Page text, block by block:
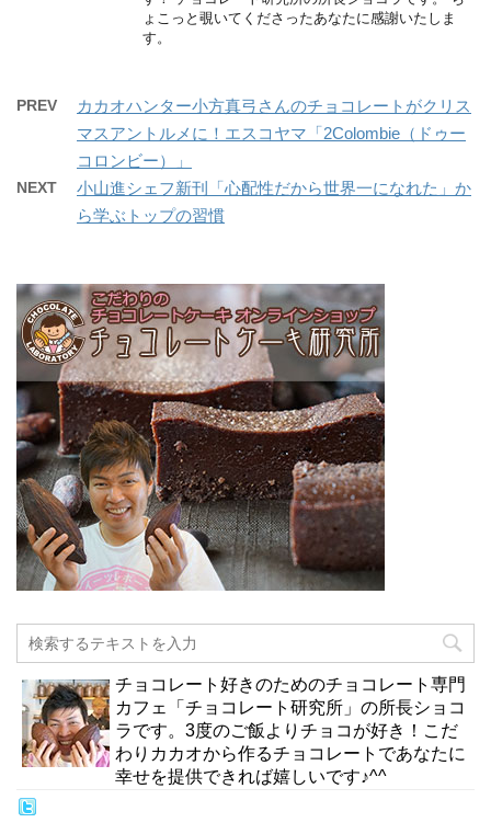
ょこっと覗いてくださったあなたに感謝いたしま
す。
PREV
カカオハンター小方真弓さんのチョコレートがクリス
マスアントルメに！エスコヤマ「2Colombie（ドゥー
コロンビー）」
NEXT
小山進シェフ新刊「心配性だから世界一になれた」か
ら学ぶトップの習慣
チョコレート好きのためのチョコレート専門
カフェ「チョコレート研究所」の所長ショコ
ラです。3度のご飯よりチョコが好き！こだ
わりカカオから作るチョコレートであなたに
幸せを提供できれば嬉しいです♪^^